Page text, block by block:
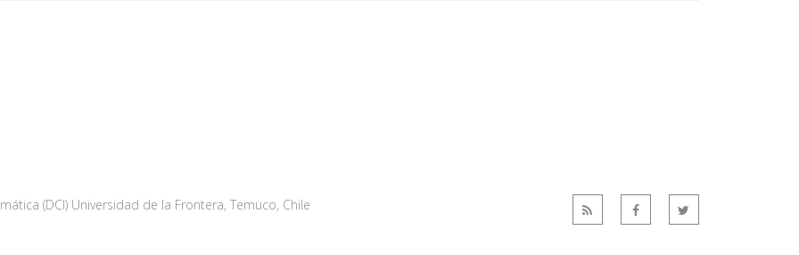
(DCI) Universidad de la Frontera, Temuco, Chile